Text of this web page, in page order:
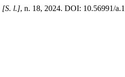
[S. l.], n. 18, 2024. DOI: 10.56991/